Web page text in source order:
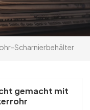
Scharnierbehälter
gemacht mit